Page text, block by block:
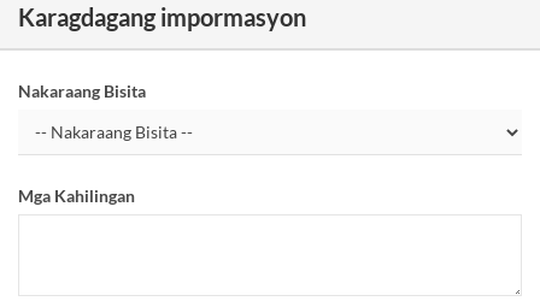
Karagdagang impormasyon
Nakaraang Bisita
Mga Kahilingan